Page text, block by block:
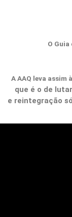
O
A AAQ leva assim
que é o de lutar
e reintegração